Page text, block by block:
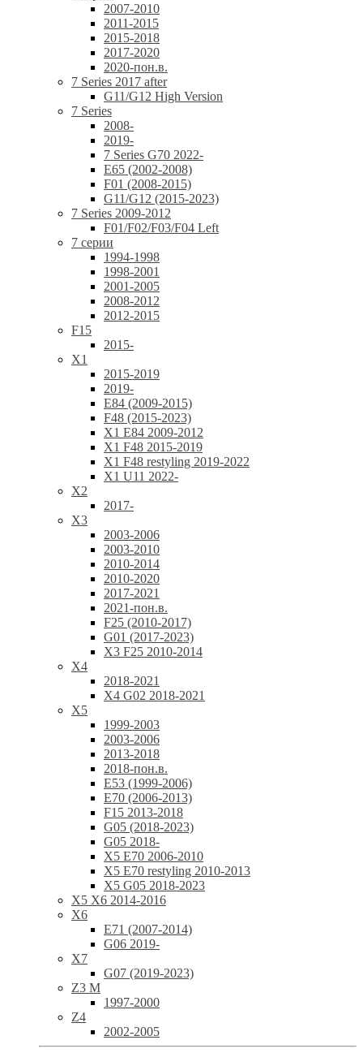
2007-2010
2011-2015
2015-2018
2017-2020
2020-пон.в.
7 Series 2017 after
G11/G12 High Version
7 Series
2008-
2019-
7 Series G70 2022-
E65 (2002-2008)
F01 (2008-2015)
G11/G12 (2015-2023)
7 Series 2009-2012
F01/F02/F03/F04 Left
7 серии
1994-1998
1998-2001
2001-2005
2008-2012
2012-2015
F15
2015-
X1
2015-2019
2019-
E84 (2009-2015)
F48 (2015-2023)
X1 E84 2009-2012
X1 F48 2015-2019
X1 F48 restyling 2019-2022
X1 U11 2022-
X2
2017-
X3
2003-2006
2003-2010
2010-2014
2010-2020
2017-2021
2021-пон.в.
F25 (2010-2017)
G01 (2017-2023)
X3 F25 2010-2014
X4
2018-2021
X4 G02 2018-2021
X5
1999-2003
2003-2006
2013-2018
2018-пон.в.
E53 (1999-2006)
E70 (2006-2013)
F15 2013-2018
G05 (2018-2023)
G05 2018-
X5 E70 2006-2010
X5 E70 restyling 2010-2013
X5 G05 2018-2023
X5 X6 2014-2016
X6
E71 (2007-2014)
G06 2019-
X7
G07 (2019-2023)
Z3 M
1997-2000
Z4
2002-2005